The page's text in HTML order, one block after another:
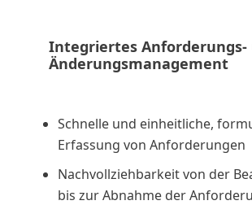
Integriertes Anforderungs-
Änderungsmanagement
Schnelle und einheitliche,
Erfassung von Anforderungen
Nachvollziehbarkeit von der
bis zur Abnahme der